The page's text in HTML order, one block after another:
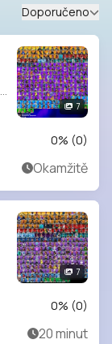
Doporučeno
7
0% (0)
Okamžitě
7
0% (0)
20 minut